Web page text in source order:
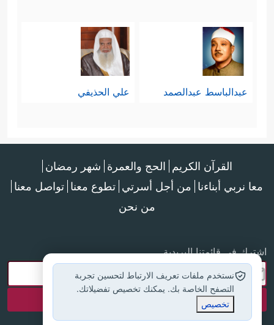
عبدالباسط عبدالصمد علي الحذيفي
القرآن الكريم الحج والعمرة شهر رمضان
معا نربي أبناءنا من أجل أسرتي تطوع معنا تواصل معنا
من نحن
اشترك في قائمتنا البريدية
نستخدم ملفات تعريف الارتباط لتحسين تجربة
التصفح الخاصة بك. يمكنك تخصيص تفضيلاتك.
تخصيص